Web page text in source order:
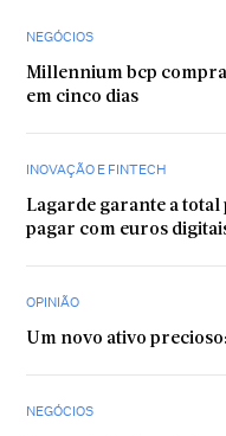
NEGÓCIOS
Millennium bcp
em cinco dias
INOVAÇÃO E FINTECH
Lagarde garante a
pagar com euros
OPINIÃO
Um novo ativo
NEGÓCIOS